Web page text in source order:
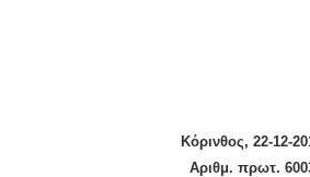
Κόρινθος, 22-12-
Αριθμ. πρωτ.